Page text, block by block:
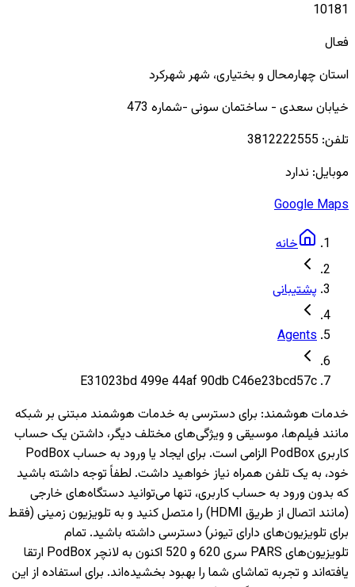
10181
فعال
استان چهارمحال و بختیاری، شهرشهرکرد
خیابان سعدی - ساختمان سونی -شماره 473
تلفن: 3812222555
موبایل: ندارد
Google Maps
خانه
پشتیبانی
Agents
E31023bd 499e 44af 90db C46e23bcd57c
خدمات هوشمند: برای دسترسی به خدمات هوشمند مبتنی بر شبکه
مانند فیلم‌ها، موسیقی و ویژگی‌های مختلف دیگر، داشتن یک حساب
کاربری PodBox الزامی است. برای ایجاد یا ورود به حساب PodBox
خود، به یک تلفن همراه نیاز خواهید داشت. لطفاً توجه داشته باشید
که بدون ورود به حساب کاربری، تنها می‌توانید دستگاه‌های خارجی
(مانند اتصال از طریق HDMI) را متصل کنید و به تلویزیون‌ زمینی (فقط
برای تلویزیون‌های دارای تیونر) دسترسی داشته باشید. تمام
تلویزیون‌های PARS سری 620 و 520 اکنون به لانچر PodBox ارتقا
یافته‌اند و تجربه تماشای شما را بهبود بخشیده‌اند. برای استفاده از این